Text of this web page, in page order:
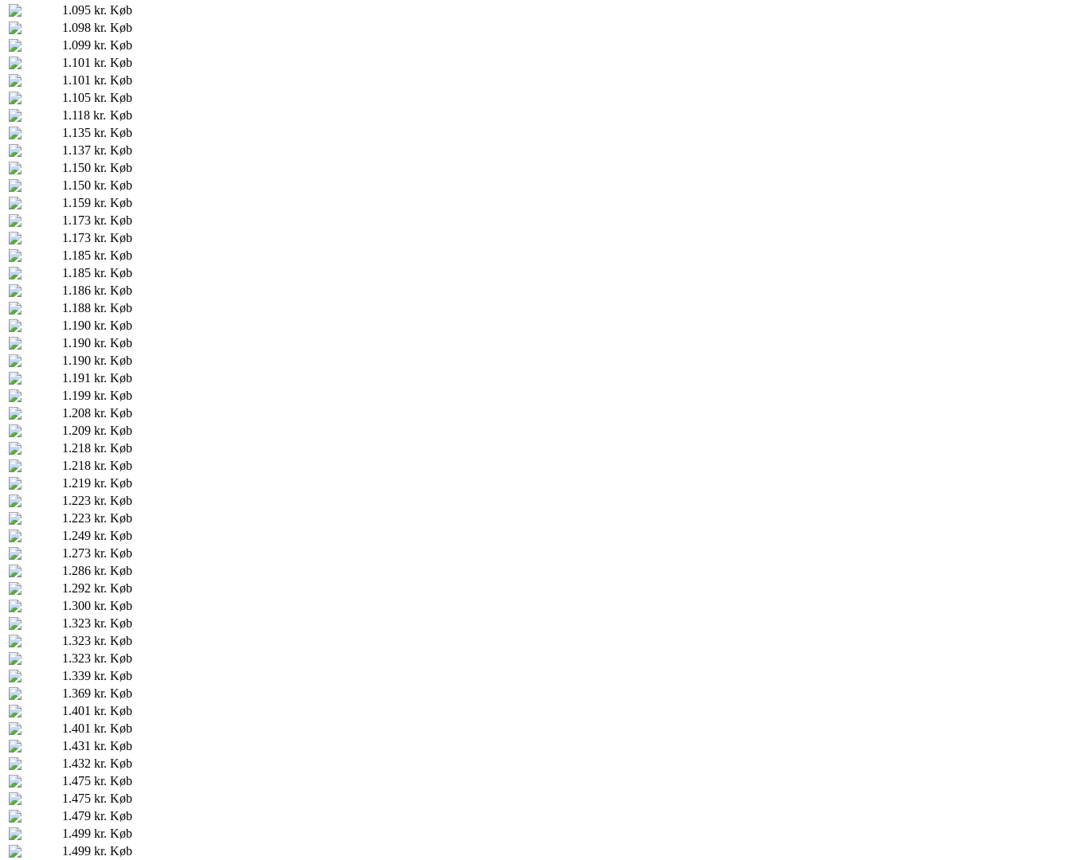
1.095 kr. Køb
1.098 kr. Køb
1.099 kr. Køb
1.101 kr. Køb
1.101 kr. Køb
1.105 kr. Køb
1.118 kr. Køb
1.135 kr. Køb
1.137 kr. Køb
1.150 kr. Køb
1.150 kr. Køb
1.159 kr. Køb
1.173 kr. Køb
1.173 kr. Køb
1.185 kr. Køb
1.185 kr. Køb
1.186 kr. Køb
1.188 kr. Køb
1.190 kr. Køb
1.190 kr. Køb
1.190 kr. Køb
1.191 kr. Køb
1.199 kr. Køb
1.208 kr. Køb
1.209 kr. Køb
1.218 kr. Køb
1.218 kr. Køb
1.219 kr. Køb
1.223 kr. Køb
1.223 kr. Køb
1.249 kr. Køb
1.273 kr. Køb
1.286 kr. Køb
1.292 kr. Køb
1.300 kr. Køb
1.323 kr. Køb
1.323 kr. Køb
1.323 kr. Køb
1.339 kr. Køb
1.369 kr. Køb
1.401 kr. Køb
1.401 kr. Køb
1.431 kr. Køb
1.432 kr. Køb
1.475 kr. Køb
1.475 kr. Køb
1.479 kr. Køb
1.499 kr. Køb
1.499 kr. Køb